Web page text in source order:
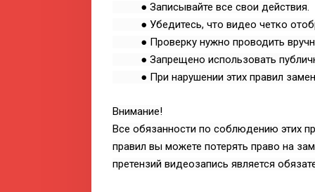
● Записывайте все свои действия.
● Убедитесь, что видео четко
● Проверку нужно проводить
● Запрещено использовать
● При нарушении этих правил
Внимание!
Все обязанности по соблюдению этих
правил вы можете потерять право на
претензий видеозапись является